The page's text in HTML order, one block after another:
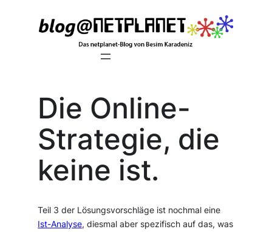
Die Online-
Strategie, die
keine ist.
Teil 3 der Lösungsvorschläge ist nochmal eine
Ist-Analyse, diesmal aber spezifisch auf das, was